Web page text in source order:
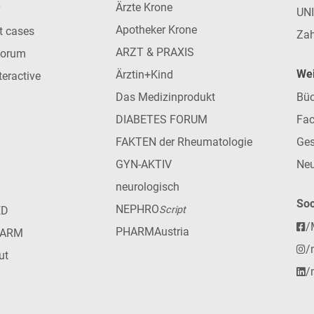
cases
Ärzte Krone
Apotheker Krone
ARZT & PRAXIS
Ärztin+Kind
Das Medizinprodukt
DIABETES FORUM
FAKTEN der Rheumatologie
GYN-AKTIV
neurologisch
NEPHROScript
PHARMAustria
/
/
/